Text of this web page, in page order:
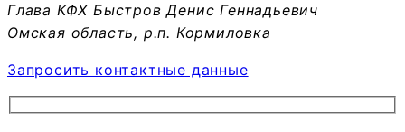
Глава КФХ Быстров Денис Геннадьевич
Омская область, р.п. Кормиловка
Запросить контактные данные